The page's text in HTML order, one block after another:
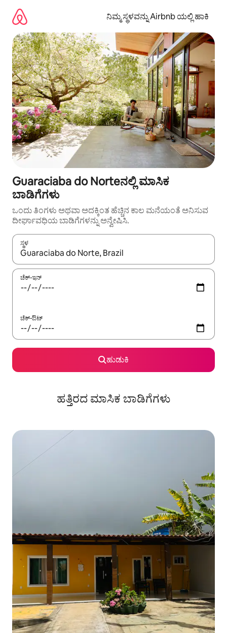
ಹೋಗಿ
ನಿಮ್ಮ ಸ್ಥಳವನ್ನು Airbnb ಯಲ್ಲಿ ಹಾಕಿ
Guaraciaba do Norteನಲ್ಲಿ ಮಾಸಿಕ
ಬಾಡಿಗೆಗಳು
ಒಂದು ತಿಂಗಳು ಅಥವಾ ಅದಕ್ಕಿಂತ ಹೆಚ್ಚಿನ ಕಾಲ ಮನೆಯಂತೆ ಅನಿಸುವ
ದೀರ್ಘಾವಧಿಯ ಬಾಡಿಗೆಗಳನ್ನು ಅನ್ವೇಷಿಸಿ.
ಸ್ಥಳ
ಫಲಿತಾಂಶಗಳು ಲಭ್ಯವಿರುವಾಗ, ಅಪ್ ಮತ್ತು ಡೌನ್ ಬಾಣದ ಕೀಲಿಗಳೊಂದಿಗೆ
ಚೆಕ್-ಇನ್
ಚೆಕ್-ಔಟ್
ಹುಡುಕಿ
ಹತ್ತಿರದ ಮಾಸಿಕ ಬಾಡಿಗೆಗಳು